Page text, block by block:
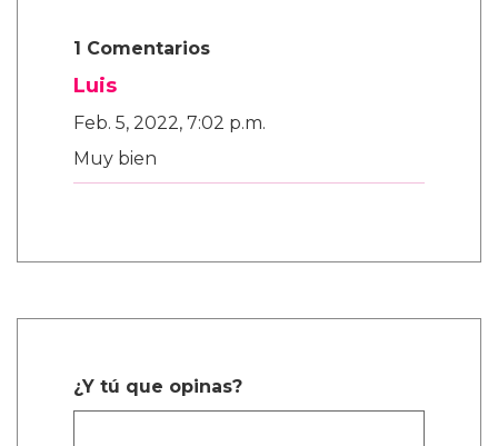
1 Comentarios
Luis
Feb. 5, 2022, 7:02 p.m.
Muy bien
¿Y tú que opinas?